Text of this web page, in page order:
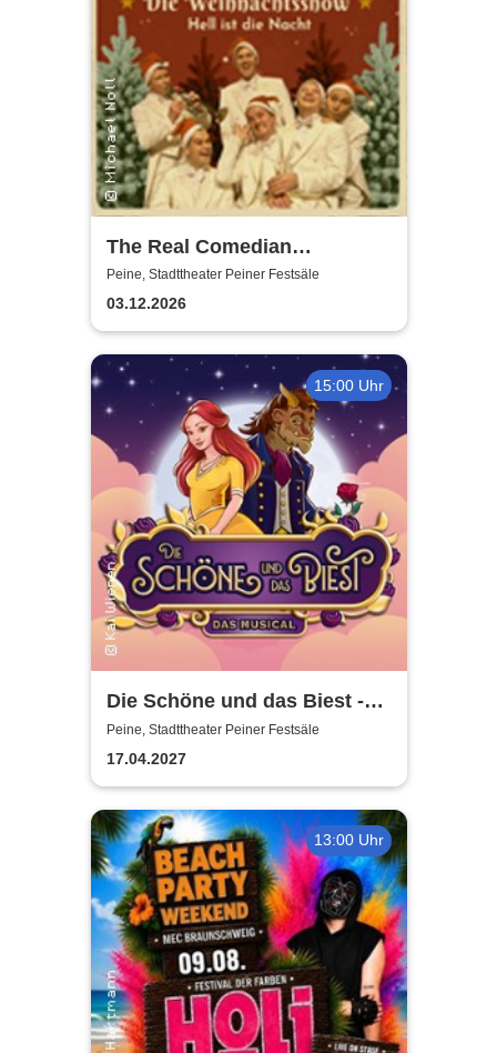
The Real Comedian
Harmonists - Die
Weihnachtsshow - Hell ist die
Nacht
Peine, Stadttheater Peiner Festsäle
03.12.2026
15:00 Uhr
Die Schöne und das Biest -
das Musical | Theater Liberi
Peine, Stadttheater Peiner Festsäle
17.04.2027
13:00 Uhr